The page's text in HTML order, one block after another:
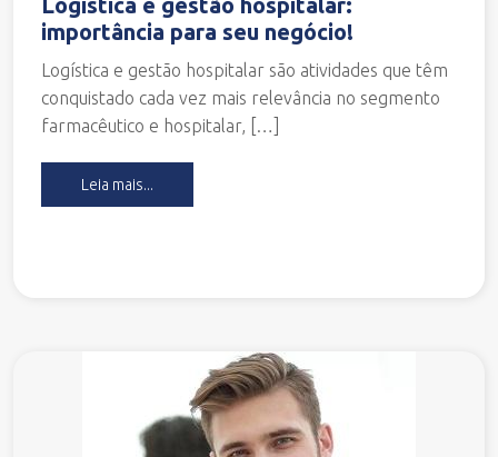
importância para seu negócio!
Logística e gestão hospitalar são atividades que têm
conquistado cada vez mais relevância no segmento
farmacêutico e hospitalar, […]
Leia mais...